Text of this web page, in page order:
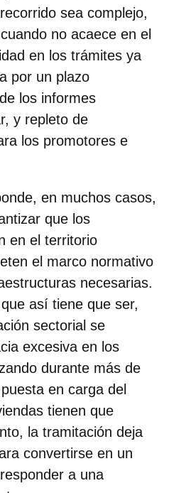
sea complejo,
no acaece en el
en los trámites ya
por un plazo
los informes
y repleto de
los promotores e
en muchos casos,
que los
en el territorio
el marco normativo
necesarias.
así tiene que ser,
sectorial se
excesiva en los
durante más de
en carga del
tienen que
la tramitación deja
convertirse en un
a una